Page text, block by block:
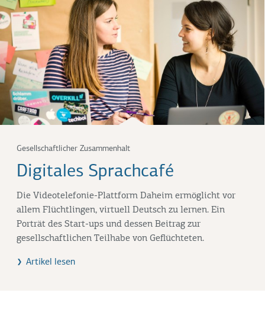
Gesellschaftlicher Zusammenhalt
Digitales Sprachcafé
Die Videotelefonie-Plattform Daheim ermöglicht vor
allem Flüchtlingen, virtuell Deutsch zu lernen. Ein
Porträt des Start-ups und dessen Beitrag zur
gesellschaftlichen Teilhabe von Geflüchteten.
Artikel lesen